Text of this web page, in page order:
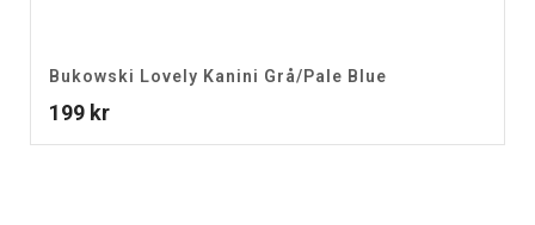
Bukowski Lovely Kanini Grå/Pale Blue
199 kr